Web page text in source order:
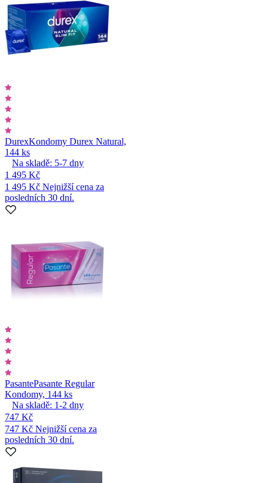
DurexKondomy Durex Natural,
144 ks
Na skladě: 5-7 dny
1 495 Kč
1 495 Kč Nejnižší cena za
posledních 30 dní.
PasantePasante Regular
Kondomy, 144 ks
Na skladě: 1-2 dny
747 Kč
747 Kč Nejnižší cena za
posledních 30 dní.